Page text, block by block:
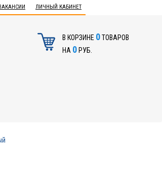
ЛИЧНЫЙ КАБИНЕТ
В КОРЗИНЕ 0ТОВАРОВ
НА 0РУБ.